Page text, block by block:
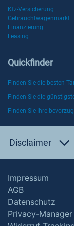
Kfz-Versicherung
Gebrauchtwagenmarkt
Finanzierung
Leasing
Quickfinder
Finden Sie die besten
Finden Sie die
Finden Sie Ihre
Disclaimer
Impressum
AGB
Datenschutz
Privacy-Manager